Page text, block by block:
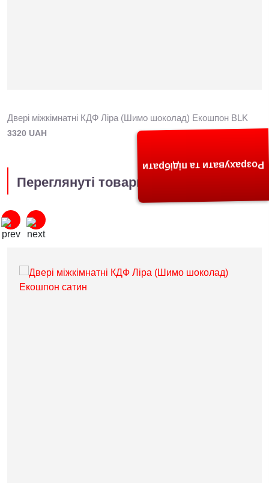
Двері міжкімнатні КДФ Ліра (Шимо шоколад) Екошпон BLK
3320 UAH
Переглянуті товари
Розрахувати та підібрати